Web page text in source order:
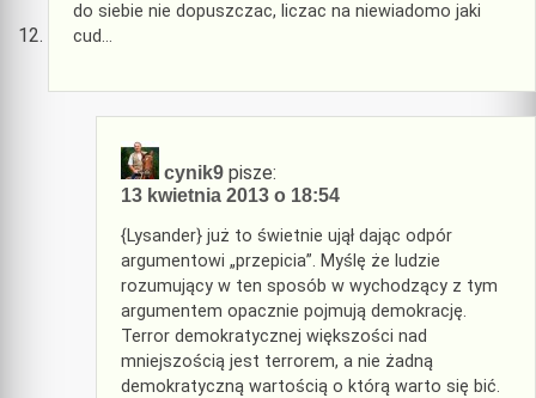
do siebie nie dopuszczac, liczac na niewiadomo jaki
cud…
cynik9 pisze:
13 kwietnia 2013 o 18:54
{Lysander} już to świetnie ujął dając odpór
argumentowi „przepicia”. Myślę że ludzie
rozumujący w ten sposób w wychodzący z tym
argumentem opacznie pojmują demokrację.
Terror demokratycznej większości nad
mniejszością jest terrorem, a nie żadną
demokratyczną wartością o którą warto się bić.